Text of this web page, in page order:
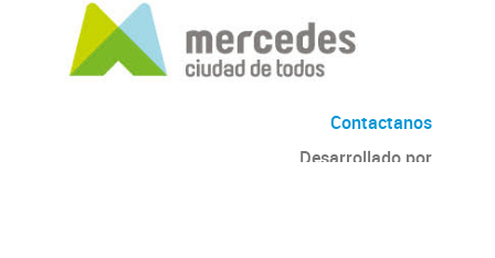
Contactanos
Desarrollado por